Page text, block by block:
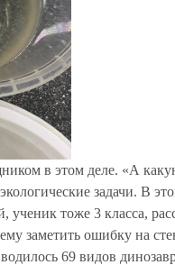
в этом деле. «А
задачи. В
тоже 3 класса,
заметить ошибку на
69 видов